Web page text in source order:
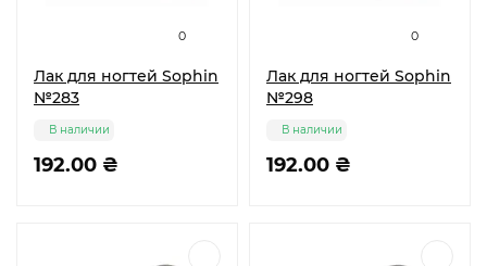
0
Лак для ногтей Sophin
№283
192.00 ₴
В наличии
0
Лак для ногтей Sophin
№298
192.00 ₴
В наличии